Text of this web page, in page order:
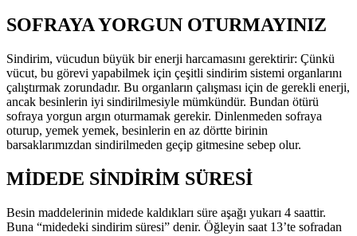
SOFRAYA YORGUN OTURMAYINIZ
Sindirim, vücudun büyük bir enerji harcamasını gerektirir: Çünkü
vücut, bu görevi yapabilmek için çeşitli sindirim sistemi organlarını
çalıştırmak zorundadır. Bu organların çalışması için de gerekli enerji,
ancak besinlerin iyi sindirilmesiyle mümkündür. Bundan ötürü
sofraya yorgun argın oturmamak gerekir. Dinlenmeden sofraya
oturup, yemek yemek, besinlerin en az dörtte birinin
barsaklarımızdan sindirilmeden geçip gitmesine sebep olur.
MİDEDE SİNDİRİM SÜRESİ
Besin maddelerinin midede kaldıkları süre aşağı yukarı 4 saattir.
Buna “midedeki sindirim süresi” denir. Öğleyin saat 13’te sofradan